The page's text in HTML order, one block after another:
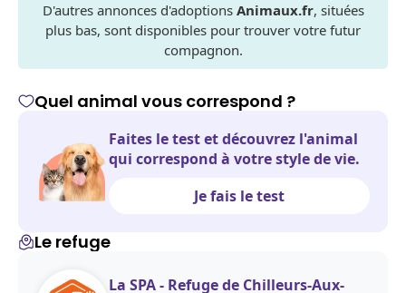
D'autres annonces d'adoptions Animaux.fr, situées
plus bas, sont disponibles pour trouver votre futur
compagnon.
Quel animal vous correspond ?
Faites le test et découvrez l'animal
qui correspond à votre style de vie.
Je fais le test
Le refuge
La SPA - Refuge de Chilleurs-Aux-